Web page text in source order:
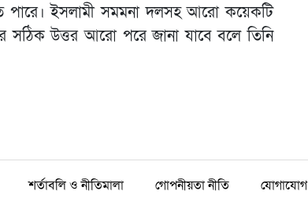
পারে। ইসলামী সমমনা দলসহ আরো কয়েকটি
সঠিক উত্তর আরো পরে জানা যাবে বলে তিনি
শর্তাবলি ও নীতিমালা গোপনীয়তা নীতি যোগাযোগ